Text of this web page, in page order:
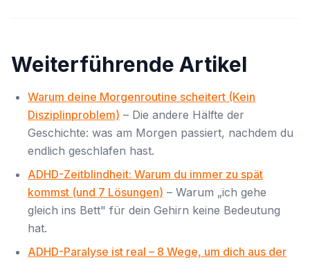
Weiterführende Artikel
Warum deine Morgenroutine scheitert (Kein
Disziplinproblem) – Die andere Hälfte der
Geschichte: was am Morgen passiert, nachdem du
endlich geschlafen hast.
ADHD-Zeitblindheit: Warum du immer zu spät
kommst (und 7 Lösungen) – Warum „ich gehe
gleich ins Bett" für dein Gehirn keine Bedeutung
hat.
ADHD-Paralyse ist real – 8 Wege, um dich aus der